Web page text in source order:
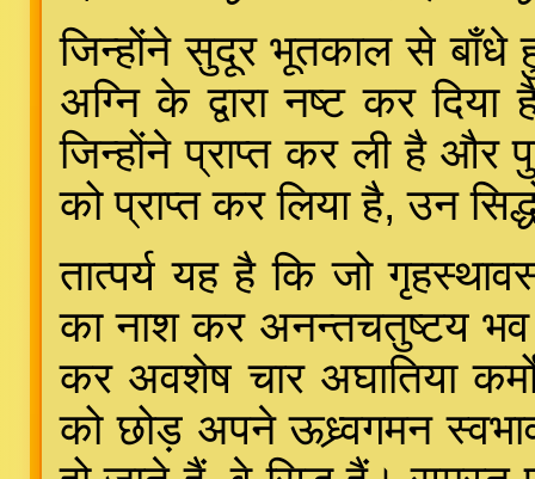
जिन्होंने सुदूर भूतकाल से बाँधे
अग्नि के द्वारा नष्ट कर
जिन्होंने प्राप्त कर ली है और
को प्राप्त कर लिया है, उन
तात्पर्य यह है कि जो
का नाश कर अनन्तचतुष्टय भव
कर अवशेष चार अघातिया
को छोड़ अपने ऊध्र्वगमन